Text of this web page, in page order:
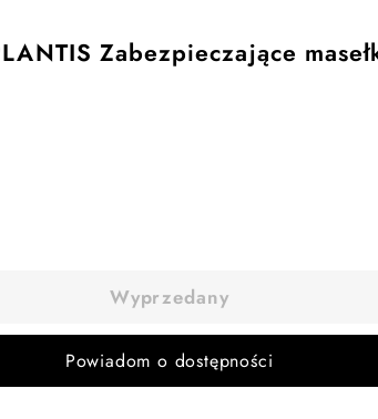
Zabezpieczające
Wyprzedany
Powiadom o dostępności